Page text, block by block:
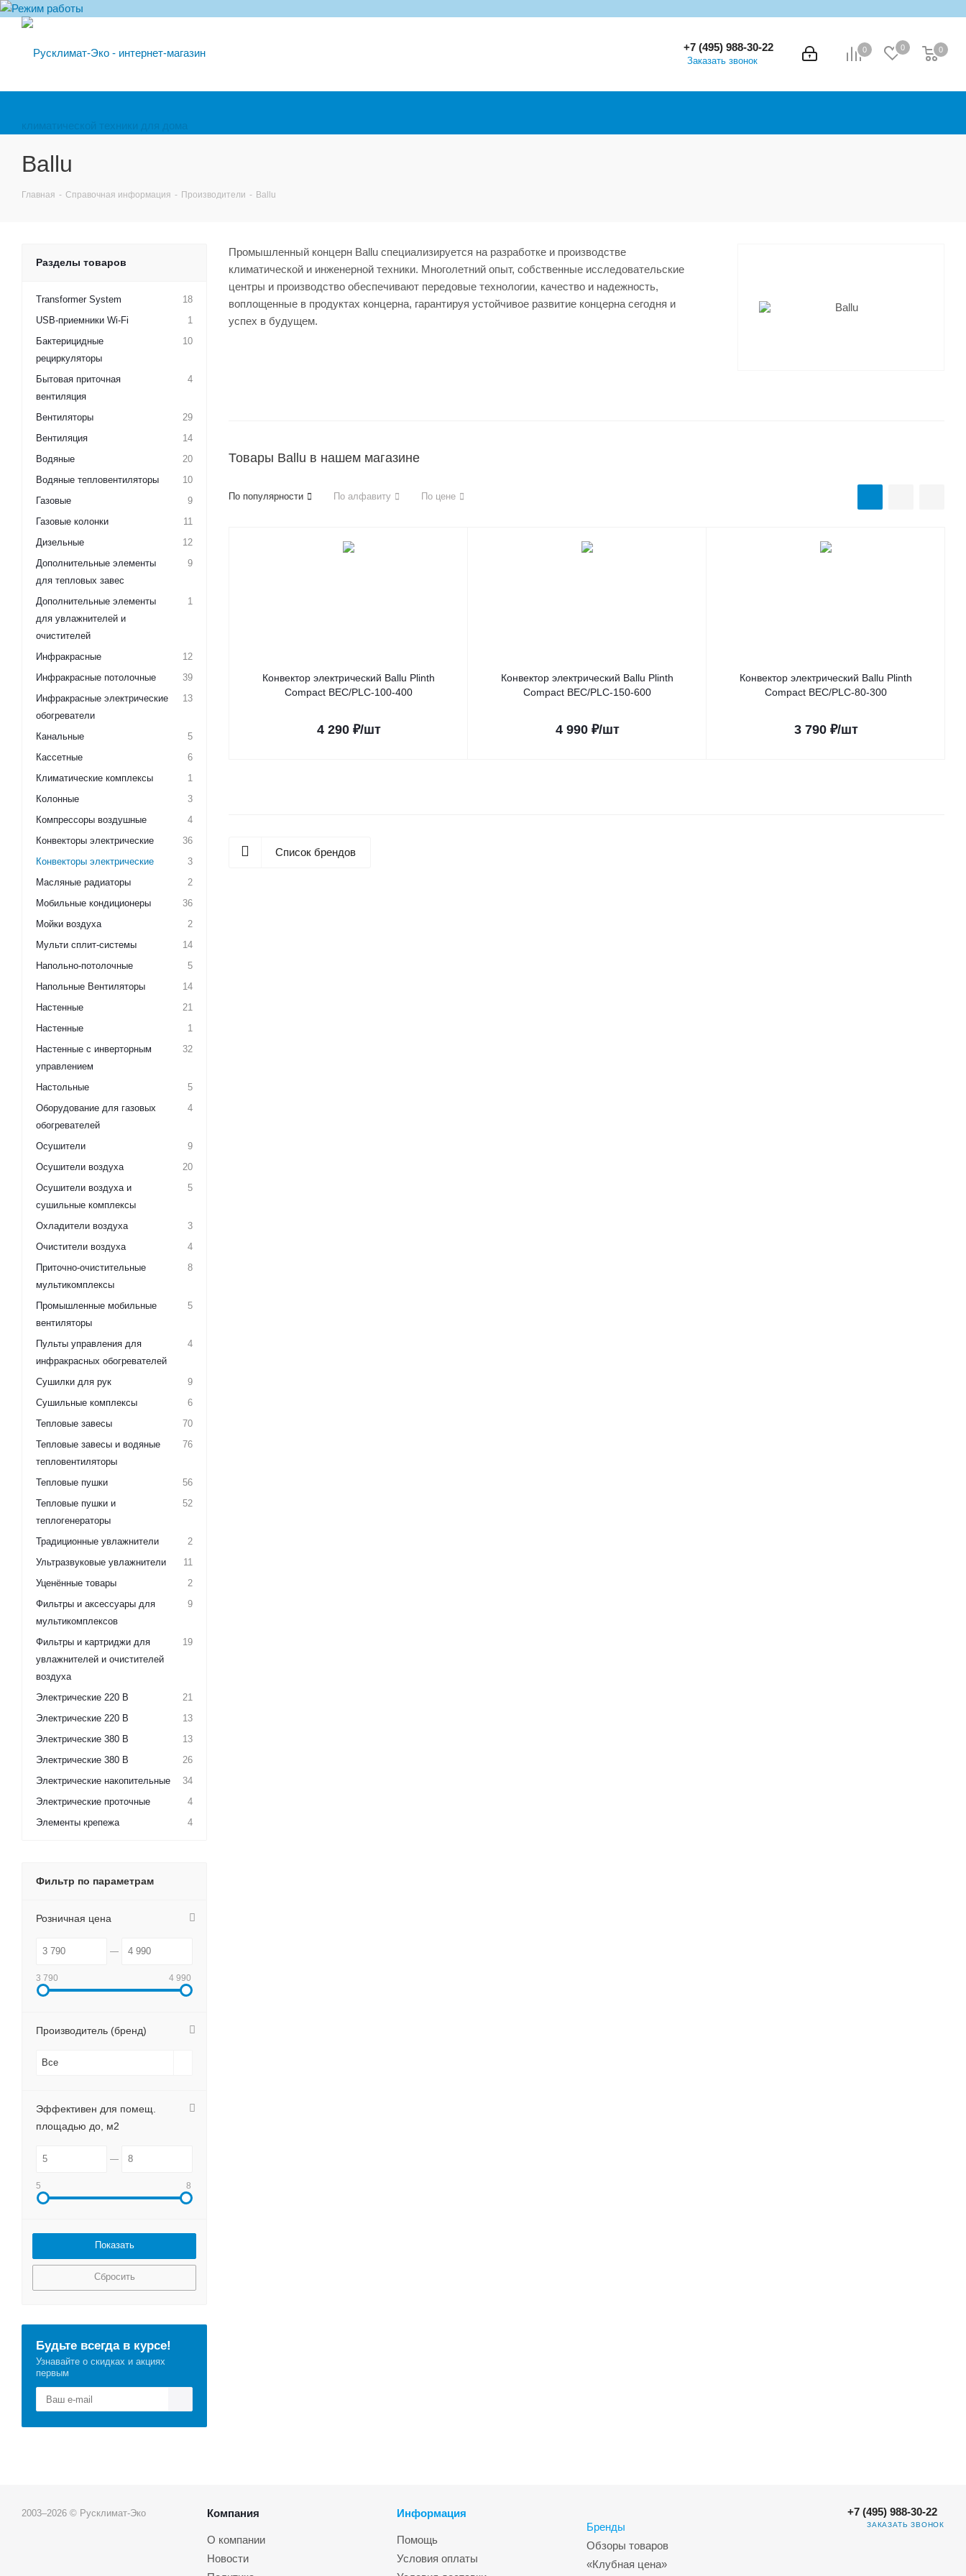
0 0 0
0
+7 (495) 988-30-22
Заказать звонок
Ballu
Главная - Справочная информация - Производители - Ballu
Промышленный концерн Ballu специализируется на разработке и производстве
климатической и инженерной техники. Многолетний опыт, собственные исследовательские
центры и производство обеспечивают передовые технологии, качество и надежность,
воплощенные в продуктах концерна, гарантируя устойчивое развитие концерна сегодня и
успех в будущем.
Товары Ballu в нашем магазине
По популярности По алфавиту По цене
Конвектор электрический Ballu Plinth
Compact BEC/PLC-100-400
4 290₽/шт
Конвектор электрический Ballu Plinth
Compact BEC/PLC-150-600
4 990₽/шт
Конвектор электрический Ballu Plinth
Compact BEC/PLC-80-300
3 790₽/шт
Список брендов
Разделы товаров
Transformer System
18
USB-приемники Wi-Fi
1
Бактерицидные
рециркуляторы
10
Бытовая приточная
вентиляция
4
Вентиляторы
29
Вентиляция
14
Водяные
20
Водяные тепловентиляторы
10
Газовые
9
Газовые колонки
11
Дизельные
12
Дополнительные элементы
для тепловых завес
9
Дополнительные элементы
для увлажнителей и
очистителей
1
Инфракрасные
12
Инфракрасные потолочные
39
Инфракрасные электрические
обогреватели
13
Канальные
5
Кассетные
6
Климатические комплексы
1
Колонные
3
Компрессоры воздушные
4
Конвекторы электрические
36
Конвекторы электрические
3
Масляные радиаторы
2
Мобильные кондиционеры
36
Мойки воздуха
2
Мульти сплит-системы
14
Напольно-потолочные
5
Напольные Вентиляторы
14
Настенные
21
Настенные
1
Настенные с инверторным
управлением
32
Настольные
5
Оборудование для газовых
обогревателей
4
Осушители
9
Осушители воздуха
20
Осушители воздуха и
сушильные комплексы
5
Охладители воздуха
3
Очистители воздуха
4
Приточно-очистительные
мультикомплексы
8
Промышленные мобильные
вентиляторы
5
Пульты управления для
инфракрасных обогревателей
4
Сушилки для рук
9
Сушильные комплексы
6
Тепловые завесы
70
Тепловые завесы и водяные
тепловентиляторы
76
Тепловые пушки
56
Тепловые пушки и
теплогенераторы
52
Традиционные увлажнители
2
Ультразвуковые увлажнители
11
Уценённые товары
2
Фильтры и аксессуары для
мультикомплексов
9
Фильтры и картриджи для
увлажнителей и очистителей
воздуха
19
Электрические 220 В
21
Электрические 220 В
13
Электрические 380 В
13
Электрические 380 В
26
Электрические накопительные
34
Электрические проточные
4
Элементы крепежа
4
Фильтр по параметрам
Розничная цена
3 790 4 990
Производитель (бренд)
Все
Эффективен для помещ.
площадью до, м2
5 8
Сбросить
Будьте всегда в курсе!
Узнавайте о скидках и акциях
первым
2003–2026 © Русклимат-Эко Компания
О компании
Новости
Информация
Помощь
Условия оплаты
Бренды
Обзоры товаров
«Клубная цена»
+7 (495) 988-30-22
ЗАКАЗАТЬ ЗВОНОК